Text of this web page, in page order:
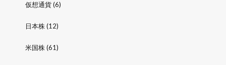
仮想通貨(6)
日本株(12)
米国株(61)